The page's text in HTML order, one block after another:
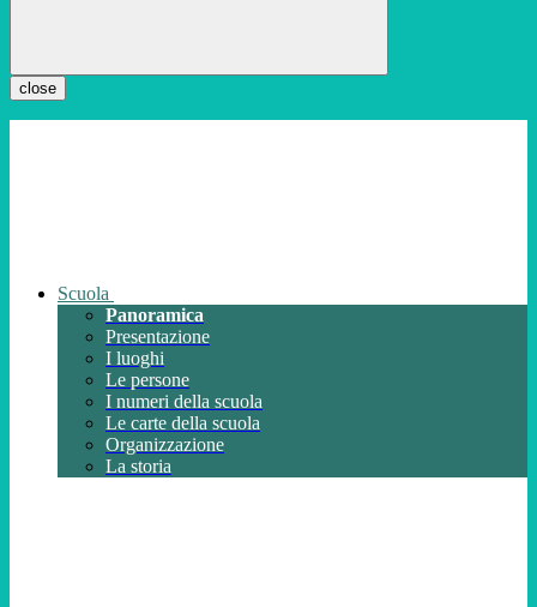
close
Scuola
Panoramica
Presentazione
I luoghi
Le persone
I numeri della scuola
Le carte della scuola
Organizzazione
La storia